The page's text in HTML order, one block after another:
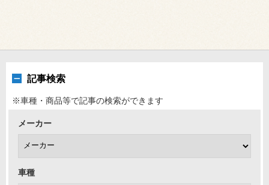
記事検索
※車種・商品等で記事の検索ができます
メーカー
車種